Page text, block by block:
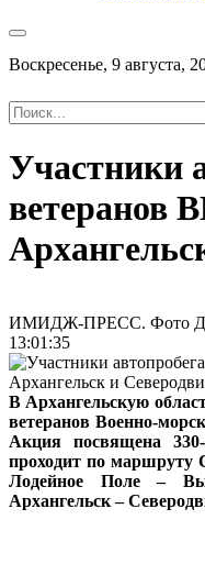
Воскресенье, 9 августа,
Участники
ветеранов
ИМИДЖ-ПРЕСС. Фото
13:01:35
В Архангельскую
ветеранов Военно-
Акция посвящена
проходит по маршруту
Лодейное Поле –
Архангельск –